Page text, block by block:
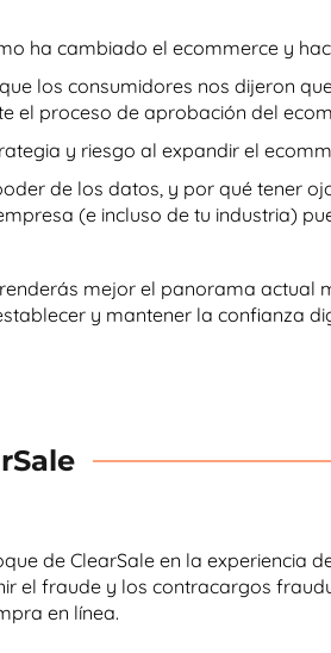
ha cambiado el ecommerce y
los consumidores nos dijeron
el proceso de aprobación del
y riesgo al expandir el
de los datos, y por qué tener
(e incluso de tu industria)
mejor el panorama actual
y mantener la confianza
de ClearSale en la experiencia
el fraude y los contracargos
en línea.